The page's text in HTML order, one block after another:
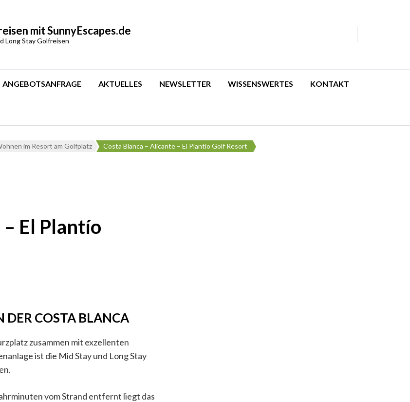
mit SunnyEscapes.de
Long Stay Golfreisen
ANGEBOTSANFRAGE AKTUELLES NEWSLETTER WISSENSWERTES KONTAKT
im Resort am Golfplatz Costa Blanca – Alicante – El Plantío Golf Resort
El Plantío
DER COSTA BLANCA
zusammen mit exzellenten
ist die Mid Stay und Long Stay
vom Strand entfernt liegt das